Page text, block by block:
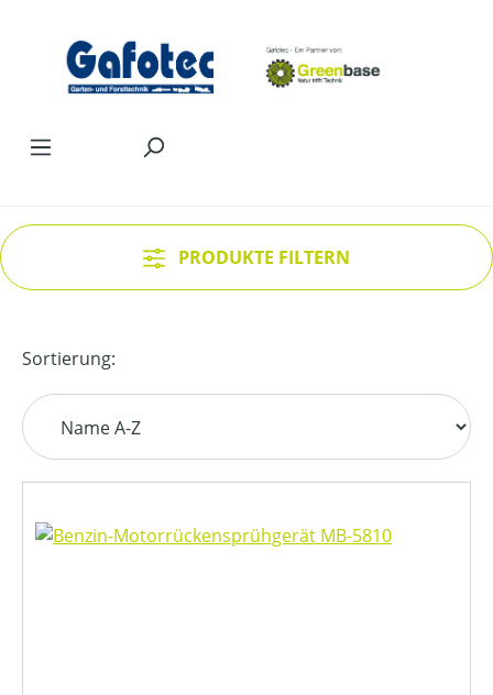
PRODUKTE FILTERN
Sortierung: